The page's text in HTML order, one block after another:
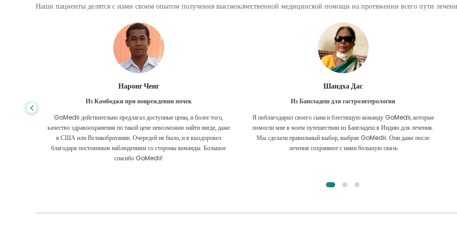
Наши пациенты делятся с нами своим опытом получения высококачественной медицинской помощи на протяжении всего пути
Шандха Дас
Из Бангладеш для гастроэнтерологии
Я поблагодарил своего сына и блестящую команду GoMedii, которые
помогли мне в моем путешествии из Бангладеш в Индию для лечения.
Мы сделали правильный выбор, выбрав GoMedii. Они даже после
лечения сохраняют с нами большую связь
Фурканул Ислам
Из Бангладеш для пересадки почки
Я всецело надеялся, что смогу получить какое-либо лечение моей
проблемы с почками. Это было только после того, как я по милости
Аллаха наткнулся на GoMedii и связался с ними.